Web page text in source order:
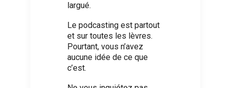
largué.
Le podcasting est partout
et sur toutes les lèvres.
Pourtant, vous n’avez
aucune idée de ce que
c’est.